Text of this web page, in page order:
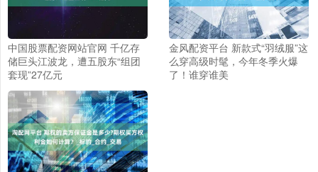
中国股票配资网站官网 千亿存
储巨头江波龙，遭五股东“组团
套现”27亿元
金风配资平台 新款式“羽绒服”这
么穿高级时髦，今年冬季火爆
了！谁穿谁美